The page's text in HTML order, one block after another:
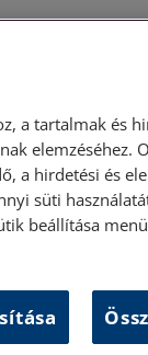
a tartalmak és
elemzéséhez.
a hirdetési és
süti
beállítása